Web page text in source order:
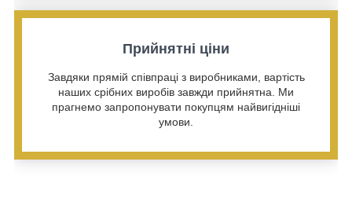
Прийнятні ціни
Завдяки прямій співпраці з виробниками, вартість
наших срібних виробів завжди прийнятна. Ми
прагнемо запропонувати покупцям найвигідніші
умови.